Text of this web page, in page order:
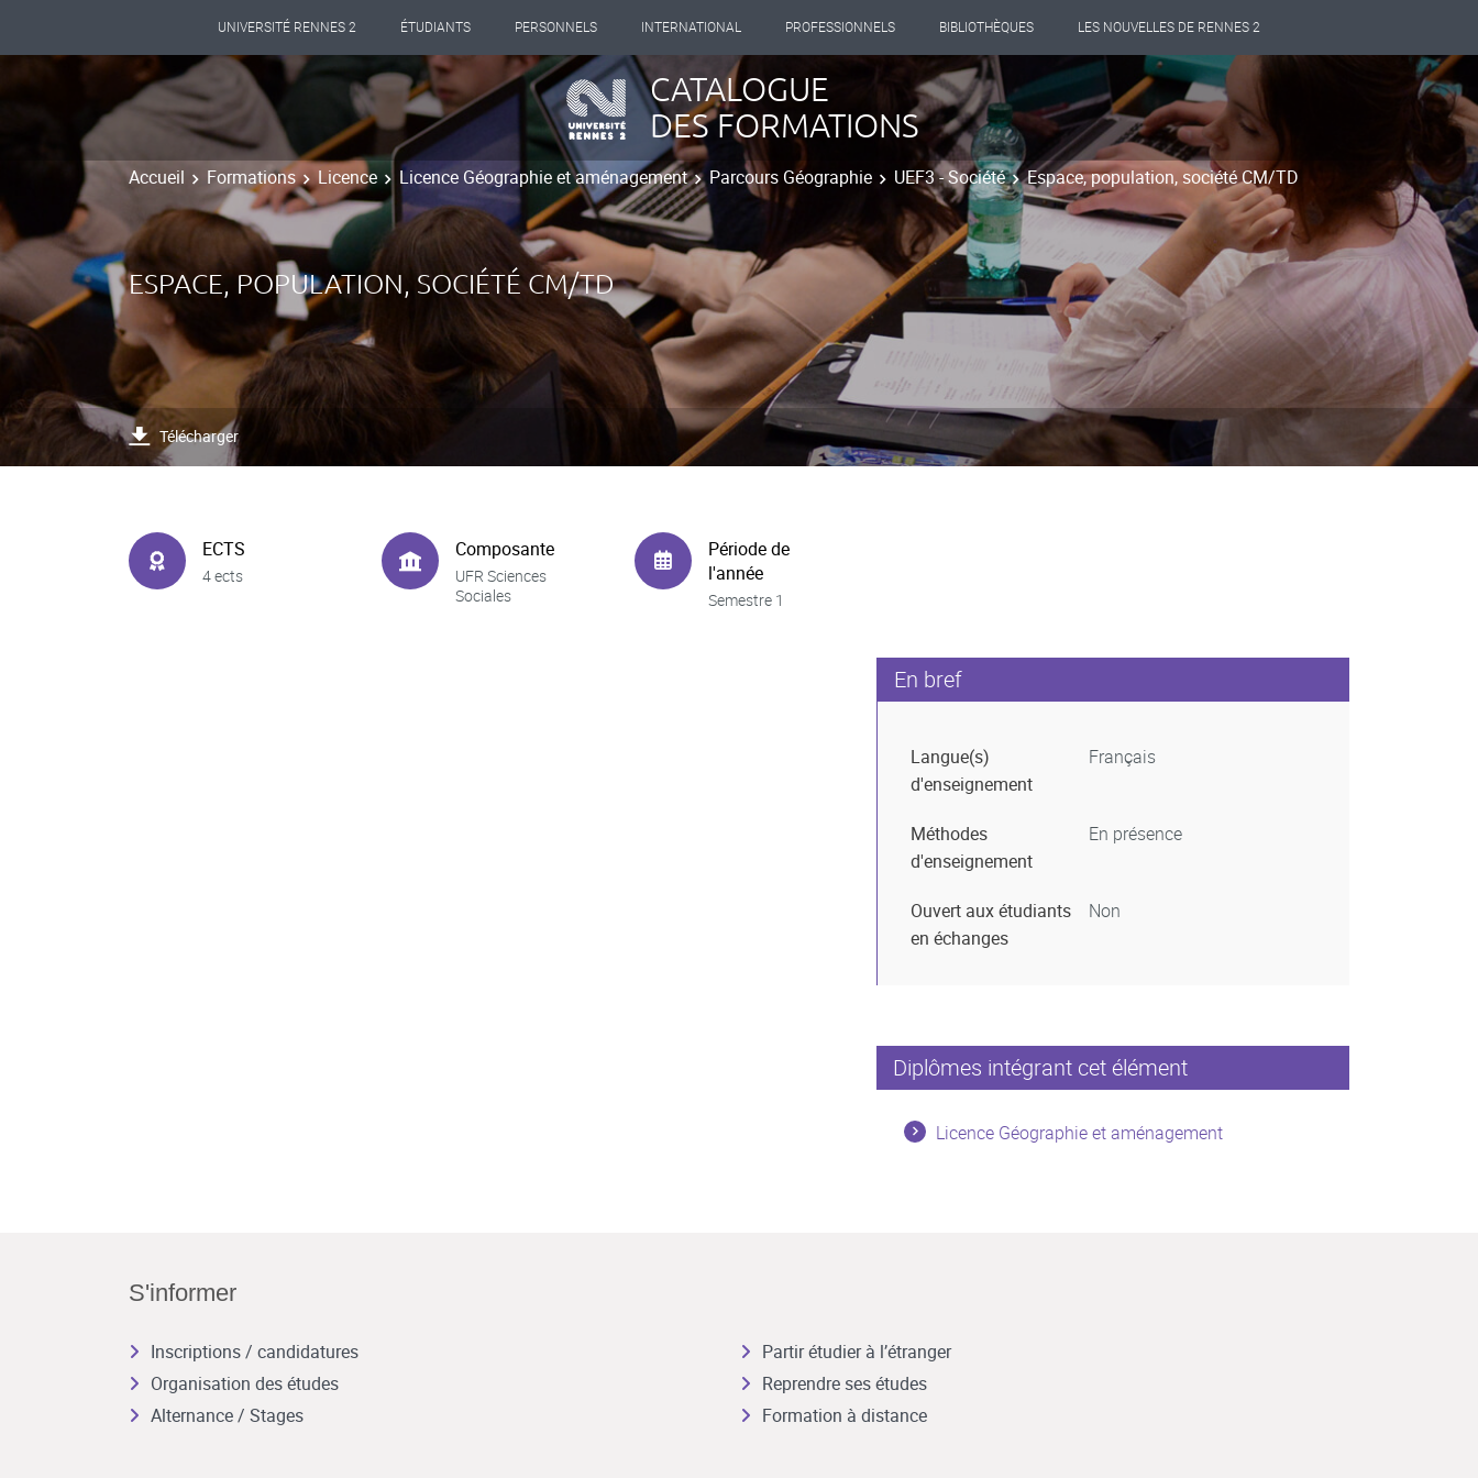
UNIVERSITÉ RENNES 2 ÉTUDIANTS PERSONNELS INTERNATIONAL PROFESSIONNELS BIBLIOTHÈQUES LES NOUVELLES DE RENNES 2
CATALOGUE
DES FORMATIONS
Accueil Formations Licence Licence Géographie et aménagement Parcours Géographie UEF3 - Société Espace, population, société CM/TD
ESPACE, POPULATION, SOCIÉTÉ CM/TD
Télécharger
ECTS
4 ects
Composante
UFR Sciences
Sociales
Période de
l'année
Semestre 1
En bref
Langue(s)
d'enseignement
Français
Méthodes
d'enseignement
En présence
Ouvert aux étudiants
en échanges
Non
Diplômes intégrant cet élément
Licence Géographie et aménagement
S'informer
Inscriptions / candidatures
Organisation des études
Alternance / Stages
Partir étudier à l’étranger
Reprendre ses études
Formation à distance